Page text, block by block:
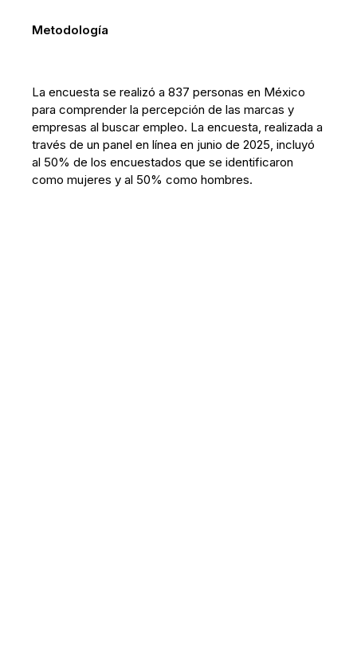
Metodología
La encuesta se realizó a 837 personas en México
para comprender la percepción de las marcas y
empresas al buscar empleo. La encuesta, realizada a
través de un panel en línea en junio de 2025, incluyó
al 50% de los encuestados que se identificaron
como mujeres y al 50% como hombres.